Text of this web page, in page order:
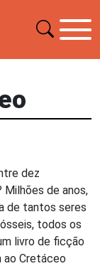
dez
de anos,
de tantos seres
todos os
livro de ficção
ao Cretáceo